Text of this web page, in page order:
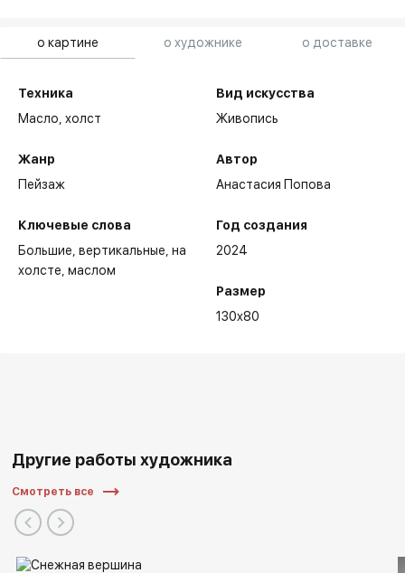
о картине о художнике о доставке
Техника
Масло,холст
Жанр
Пейзаж
Ключевые слова
Большие вертикальные на
холсте маслом
Вид искусства
Живопись
Автор
Анастасия Попова
Год создания
2024
Размер
130x80
Другие работы художника
Смотреть все